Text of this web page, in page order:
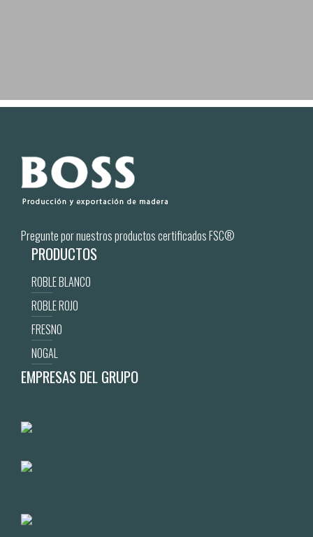
Pregunte por nuestros productos certificados FSC®
PRODUCTOS
ROBLE BLANCO
ROBLE ROJO
FRESNO
NOGAL
EMPRESAS DEL GRUPO